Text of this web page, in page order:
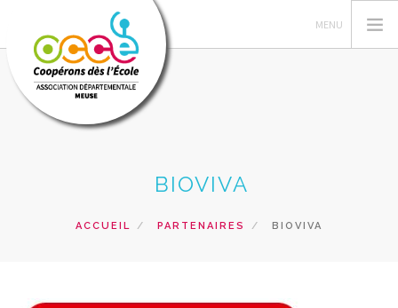
GERER SA COOPERATIVEBIOVIVA
ACCUEIL PARTENAIRES BIOVIVA